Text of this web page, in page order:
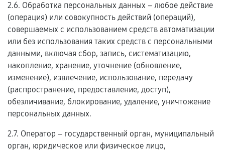
2.6. Обработка персональных данных – любое действие
(операция) или совокупность действий (операций),
совершаемых с использованием средств автоматизации
или без использования таких средств с персональными
данными, включая сбор, запись, систематизацию,
накопление, хранение, уточнение (обновление,
изменение), извлечение, использование, передачу
(распространение, предоставление, доступ),
обезличивание, блокирование, удаление, уничтожение
персональных данных.
2.7. Оператор – государственный орган, муниципальный
орган, юридическое или физическое лицо,